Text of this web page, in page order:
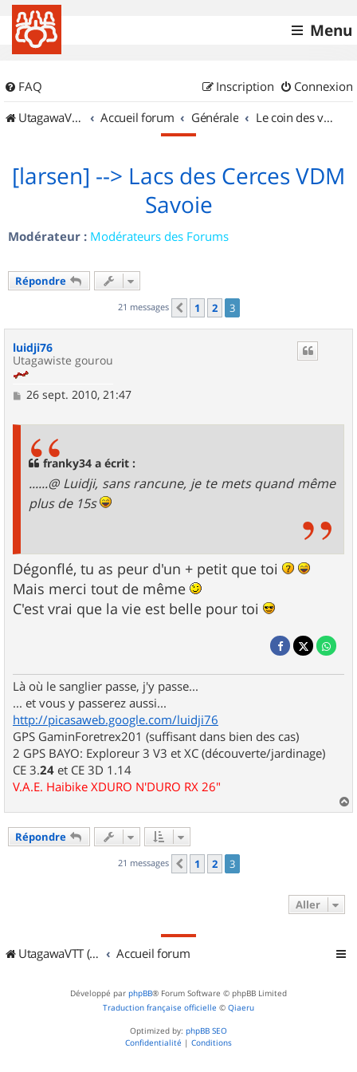
Menu
FAQ Connexion
Inscription
UtagawaVTT (Randos VTT et VTTAE avec traces GPS)
Accueil forum Générale Le coin des vidéastes
[larsen] --> Lacs des Cerces VDM
Savoie
Modérateur : Modérateurs des Forums
Répondre
21 messages Précédent
1 2 3
luidji76
Utagawiste gourou
M
26 sept. 2010, 21:47
franky34 a écrit :
......@ Luidji, sans rancune, je te mets quand même
plus de 15s
Dégonflé, tu as peur d'un + petit que toi
Mais merci tout de même
C'est vrai que la vie est belle pour toi
Là où le sanglier passe, j'y passe...
... et vous y passerez aussi...
http://picasaweb.google.com/luidji76
GPS GaminForetrex201 (suffisant dans bien des cas)
2 GPS BAYO: Exploreur 3 V3 et XC (découverte/jardinage)
CE 3.24 et CE 3D 1.14
V.A.E. Haibike XDURO N'DURO RX 26"
a
Répondre
21 messages Précédent
1 2 3
Aller
UtagawaVTT (Randos VTT et VTTAE avec traces GPS) Accueil forum
Développé par phpBB® Forum Software © phpBB Limited
Traduction française officielle © Qiaeru
Optimized by: phpBB SEO
Confidentialité | Conditions